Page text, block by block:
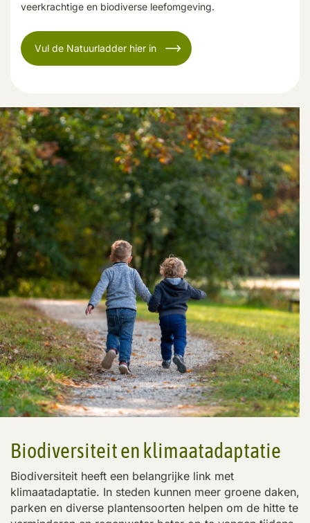
veerkrachtige en biodiverse leefomgeving.
Vul de Natuurladder hier in
Biodiversiteit en klimaatadaptatie
Biodiversiteit heeft een belangrijke link met
klimaatadaptatie. In steden kunnen meer groene daken,
parken en diverse plantensoorten helpen om de hitte te